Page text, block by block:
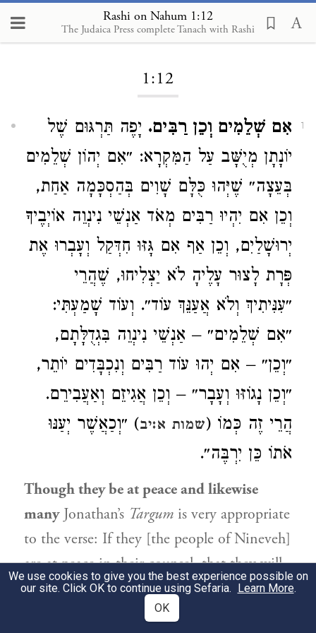
Rashi on Nahum 1:12
The Judaica Press complete Tanach with Rashi
Loading...
1:12
1 אִם שְׁלֵמִים וְכֵן רַבִּים. יָפֶה תַּרְגּוּם שֶׁל
יוֹנָתָן מְיֻשָּׁב עַל הַמִּקְרָא: ״אִם יְהוֹן שְׁלֵמִים
בְּעֵצָה״ שֶׁיְּהוּ כֻּלָּם שָׁוִים בְּהַסְכָּמָה אַחַת,
וְכֵן אִם יִהְיוּ רַבִּים מְאֹד אַנְשֵׁי נִינְוֵה אוֹיְבֶיךָ
יְרוּשָׁלַיִם, וְכֵן אַף אִם גָּזּוּ חִדְּקַל וְעָבְרוּ אֶת
פְּרָת לָצוּר עָלֶיהָ לֹא יַצְלִיחוּ, שֶׁהֲרֵי
״עִנִּיתִיךְ וְלֹא אֲעַנֵּךְ עוֹד״. וְעוֹד שָׁמַעְתִּי:
״אִם שְׁלֵמִים״ – אַנְשֵׁי נִינְוֵה בִּגְדֻלָּתָם,
״וְכֵן״ – אִם יְהוּ עוֹד רַבִּים וְנִכְבָּדִים יוֹתֵר,
״וְכֵן נָגוֹזּוּ וְעָבָר״ – וְכֵן אֲגִיזֵם וְאַעֲבִירֵם.
הֲרֵי זֶה כְּמוֹ (שמות א:יב) ״וְכַאֲשֶׁר יְעַנּוּ
אֹתוֹ כֵּן יִרְבֶּה״.
Though they be at peace and likewise
manyJonathan’s Targum is very appropriate
to the verse: If they [the people of Nineveh]
are at peace in their counsel, that they will
all be of one accord; and likewise, if the
people of Nineveh, your enemies, are many,
We use cookies to give you the best experience possible on
our site. Click OK to continue using Sefaria. Learn More.
OK